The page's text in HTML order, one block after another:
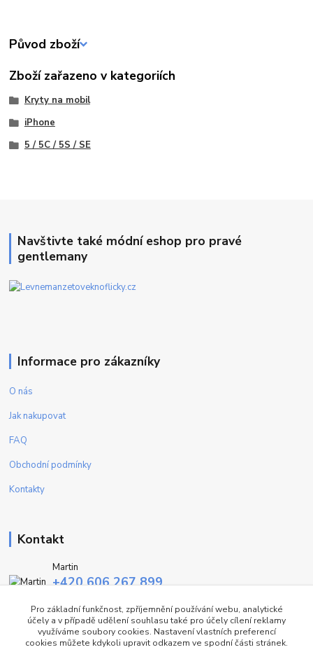
Původ zboží
Zboží zařazeno v kategoriích
Kryty na mobil
iPhone
5 / 5C / 5S / SE
Navštivte také módní eshop pro pravé
gentlemany
Informace pro zákazníky
O nás
Jak nakupovat
FAQ
Obchodní podmínky
Kontakty
Kontakt
Martin
+420 606 267 899
info@fashiontrend.cz
Pro základní funkčnost, zpříjemnění používání webu, analytické
účely a v případě udělení souhlasu také pro účely cílení reklamy
využíváme soubory cookies. Nastavení vlastních preferencí
cookies můžete kdykoli upravit odkazem ve spodní části stránek.